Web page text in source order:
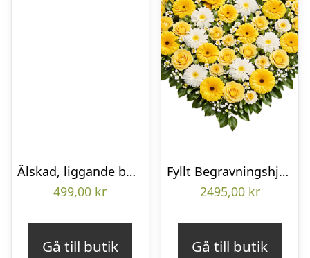
Älskad, liggande bukett
499,00 kr
Gå till butik
Fyllt Begravningshjärta
2495,00 kr
Gå till butik